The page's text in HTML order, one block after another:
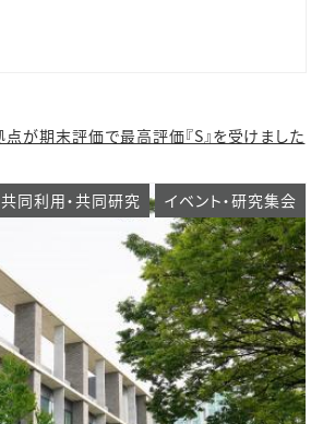
が期末評価で最高評価『S』を受けました
共同利用・共同研究 イベント・研究集会